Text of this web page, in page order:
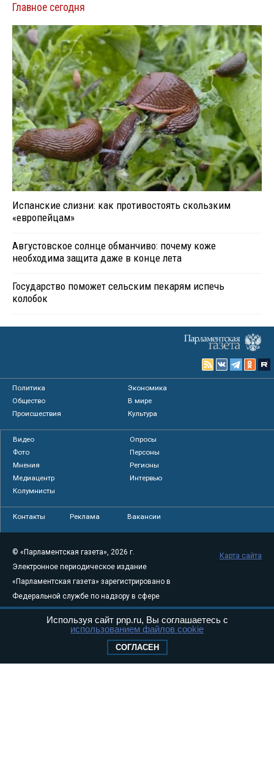
Главное сегодня
Испанские слизни: как противостоять скользким
«европейцам»
Августовское солнце обманчиво: почему коже
необходима защита даже в конце лета
Государство поможет сельским пекарям испечь
колобок
Политика
Экономика
Общество
В мире
Происшествия
Культура
Видео
Опросы
Фото
Персоны
Мнения
Регионы
Медиацентр
Интервью
Колумнисты
Контакты Реклама Вакансии
© «Парламентская газета», 2026 г.
Электронное периодическое издание
«Парламентская газета» зарегистрировано в
Федеральной службе по надзору в сфере
связи, информационных технологий и
массовых коммуникаций (Роскомнадзор) 05
Свидетельство о регистрации Эл № ФС77-
Карта сайта
Используя сайт pnp.ru, Вы соглашаетесь с
использованием файлов cookie
СОГЛАСЕН